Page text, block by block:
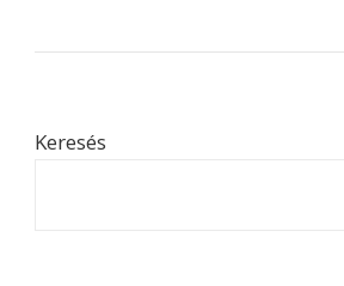
Keresés